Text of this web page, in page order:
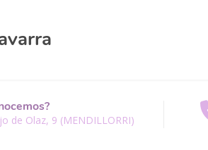
de Olaz, 9 (MENDILLORRI)